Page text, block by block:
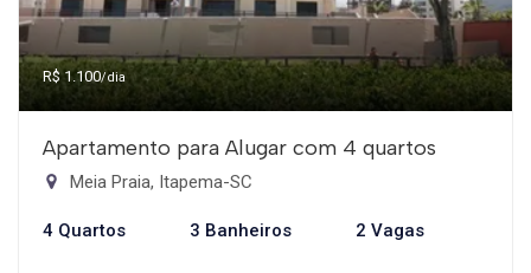
R$ 1.100/dia
Apartamento para Alugar com 4 quartos
Meia Praia, Itapema-SC
4 Quartos 3 Banheiros 2 Vagas